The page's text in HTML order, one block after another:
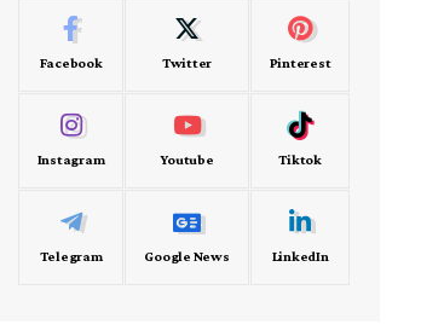
Facebook Twitter Pinterest
Instagram Youtube Tiktok
Telegram Google News LinkedIn